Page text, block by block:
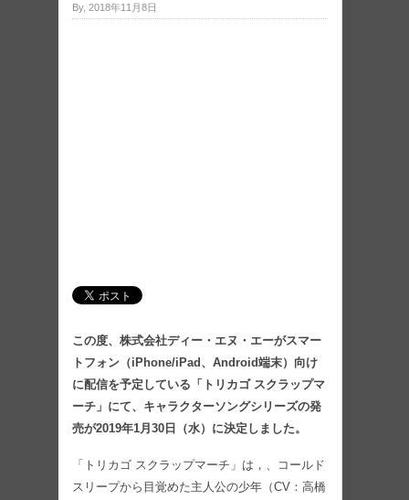
By, 2018年11月8日
この度、株式会社ディー・エヌ・エーがスマー
トフォン（iPhone/iPad、Android端末）向け
に配信を予定している「トリカゴ スクラップマ
ーチ」にて、キャラクターソングシリーズの発
売が2019年1月30日（水）に決定しました。
「トリカゴ スクラップマーチ」は，、コールド
スリープから目覚めた主人公の少年（CV：高橋